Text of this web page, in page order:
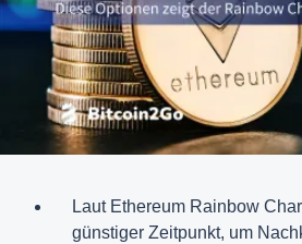
Laut Ethereum Rainbow
günstiger Zeitpunkt, um